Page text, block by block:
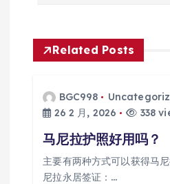
航Related Posts
BGC998
26 2 月, 2026
338
马尼拉护照好用吗？
主要有两种方式可以获得马
尼拉永居签证：…